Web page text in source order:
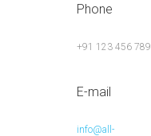
Phone
+91 123 456 789
E-mail
info@all-